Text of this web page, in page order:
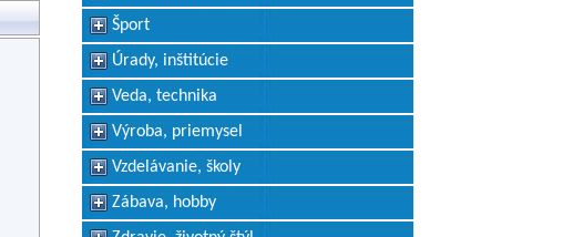
Šport
Úrady, inštitúcie
Veda, technika
Výroba, priemysel
Vzdelávanie, školy
Zábava, hobby